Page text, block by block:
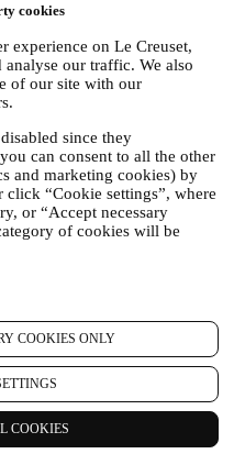
cookies
experience on Le Creuset,
analyse our traffic. We also
of our site with our
since they
can consent to all the other
and marketing cookies) by
“Cookie settings”, where
or “Accept necessary
of cookies will be
COOKIES ONLY
COOKIES
van ons te
te melden kan worden
persoonsgegevens worden
aan te vinken of, als u
via het Mijn account-gedeelte
te allen tijde kosteloos
bij de communicatie worden
af te melden voor de
de afmeldlink onderaan elke e-
hebt, kunt u eenvoudig
Als u onze
kunt u in ieder geval een
verwerken, maar in sommige
en andere
of verkopen aan andere
AANBIEDINGEN AAN
TE